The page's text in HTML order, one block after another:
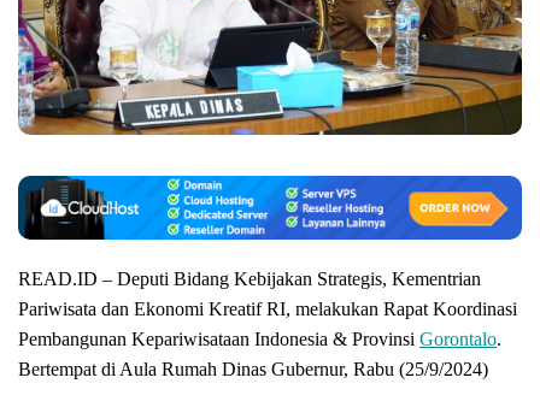
READ.ID – Deputi Bidang Kebijakan Strategis, Kementrian
Pariwisata dan Ekonomi Kreatif RI, melakukan Rapat Koordinasi
Pembangunan Kepariwisataan Indonesia & Provinsi Gorontalo.
Bertempat di Aula Rumah Dinas Gubernur, Rabu (25/9/2024)